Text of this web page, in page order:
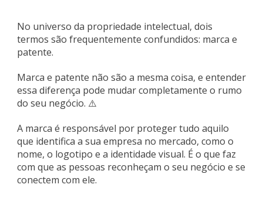
No universo da propriedade intelectual, dois
termos são frequentemente confundidos: marca e
patente.
Marca e patente não são a mesma coisa, e entender
essa diferença pode mudar completamente o rumo
do seu negócio. ⚠️
A marca é responsável por proteger tudo aquilo
que identifica a sua empresa no mercado, como o
nome, o logotipo e a identidade visual. É o que faz
com que as pessoas reconheçam o seu negócio e se
conectem com ele.